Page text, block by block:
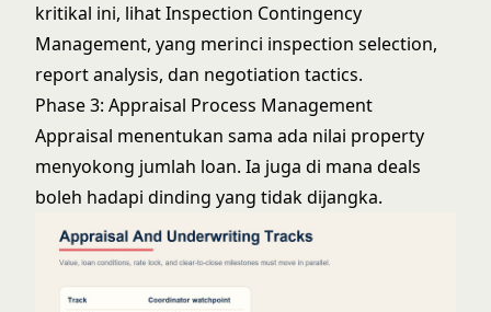
kritikal ini, lihatInspection Contingency
Management, yang merinci inspection selection,
report analysis, dan negotiation tactics.
Phase 3: Appraisal Process Management
Appraisal menentukan sama ada nilai property
menyokong jumlah loan. Ia juga di mana deals
boleh hadapi dinding yang tidak dijangka.